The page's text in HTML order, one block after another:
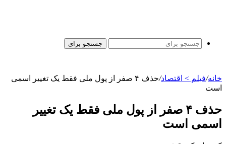
جستجو برای
خانه/فیلم > اقتصاد/
حذف ۴ صفر از پول ملی فقط یک تغییر اسمی
است
حذف ۴ صفر از پول ملی فقط یک تغییر
اسمی است